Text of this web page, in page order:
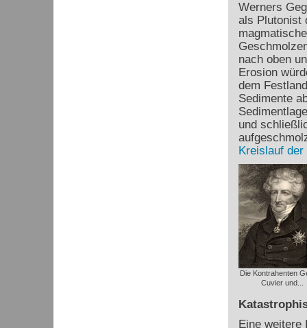
Werners
als Plutonist
nach oben
Erosion
dem
Sedimente
und
Kreislauf der
Die Kontrahenten
Cuvier und...
Eine weitere